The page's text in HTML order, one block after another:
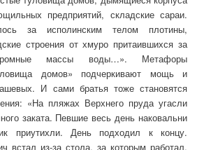
предприятий, складские сараи.
за исполинским телом плотины,
строения от хмуро притаившихся за
массы воды…». Метафоры
домов» подчеркивают мощь и
И сами братья тоже становятся
«На пляжах Верхнего пруда угасли
заката. Певшие весь день наковальни
приутихли. День подходил к концу.
встал из-за стола, за которым работал,